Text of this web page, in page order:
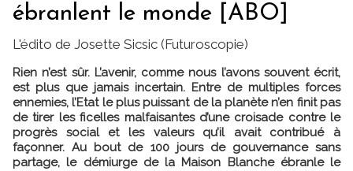
ébranlent le monde [ABO]
L'édito de Josette Sicsic (Futuroscopie)
Rien n’est sûr. L’avenir, comme nous l’avons souvent écrit,
est plus que jamais incertain. Entre de multiples forces
ennemies, l’Etat le plus puissant de la planète n’en finit pas
de tirer les ficelles malfaisantes d’une croisade contre le
progrès social et les valeurs qu’il avait contribué à
façonner. Au bout de 100 jours de gouvernance sans
partage, le démiurge de la Maison Blanche ébranle le